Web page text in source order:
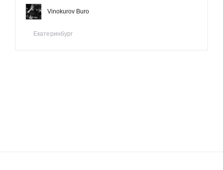
Vinokurov Buro
Екатеринбург